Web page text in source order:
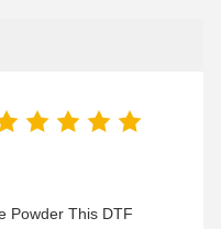
This DTF